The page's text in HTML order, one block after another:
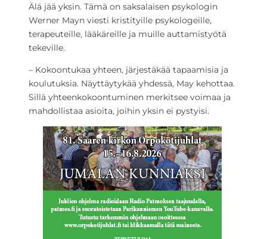
Älä jää yksin. Tämä on saksalaisen psykologin
Werner Mayn viesti kristityille psykologeille,
terapeuteille, lääkäreille ja muille auttamistyötä
tekeville.
– Kokoontukaa yhteen, järjestäkää tapaamisia ja
koulutuksia. Näyttäytykää yhdessä, May kehottaa.
Sillä yhteenkokoontuminen merkitsee voimaa ja
mahdollistaa asioita, joihin yksin ei pystyisi.